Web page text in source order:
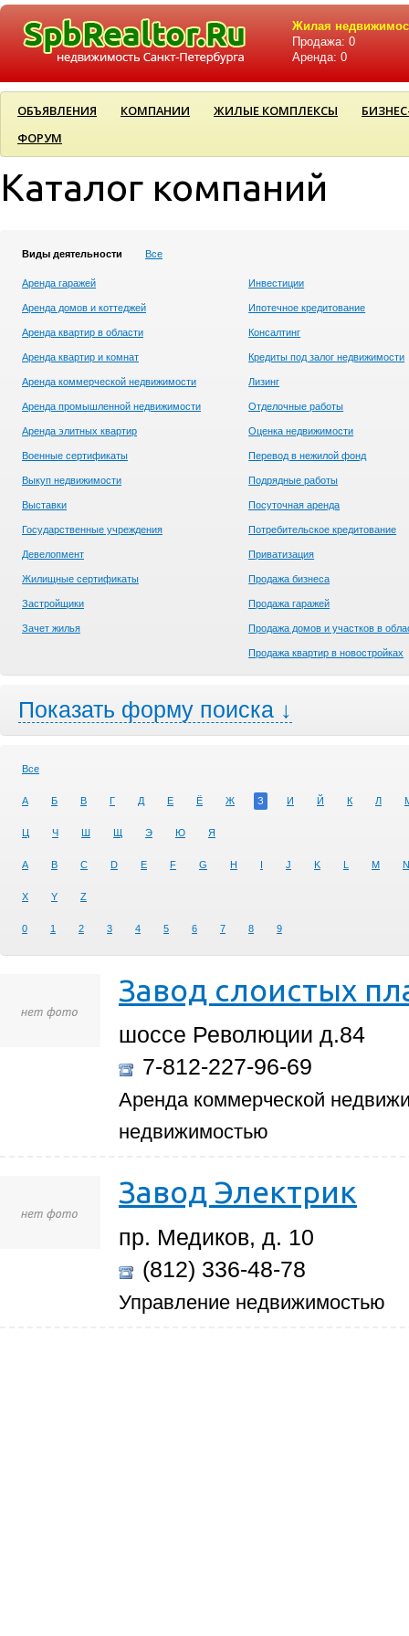
Жилая
Продажа: 0
Аренда: 0
ОБЪЯВЛЕНИЯ КОМПАНИИ ЖИЛЫЕ КОМПЛЕКСЫ
ФОРУМ
Каталог компаний
Виды деятельности Все
Аренда гаражей
Аренда домов и коттеджей
Аренда квартир в области
Аренда квартир и комнат
Аренда коммерческой недвижимости
Аренда промышленной недвижимости
Аренда элитных квартир
Военные сертификаты
Выкуп недвижимости
Выставки
Государственные учреждения
Девелопмент
Жилищные сертификаты
Застройщики
Зачет жилья
Инвестиции
Ипотечное кредитование
Консалтинг
Кредиты под залог недвижимости
Лизинг
Отделочные работы
Оценка недвижимости
Перевод в нежилой фонд
Подрядные работы
Посуточная аренда
Потребительское кредитование
Приватизация
Продажа бизнеса
Продажа гаражей
Продажа домов и участков в
Продажа квартир в новостройках
Показать форму поиска ↓
Все
А Б В Г Д Е Ё Ж З И Й К Л
Ц Ч Ш Щ Э Ю Я
A B C D E F G H I J K L M N
X Y Z
0 1 2 3 4 5 6 7 8 9
Завод слоистых
шоссе Революции д.84
7-812-227-96-69
Аренда коммерческой
недвижимостью
Завод Электрик
пр. Медиков, д. 10
(812) 336-48-78
Управление недвижимостью